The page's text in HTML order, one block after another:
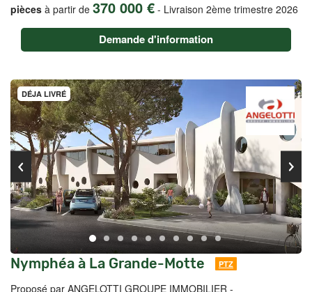
pièces à partir de 370 000 € - Livraison 2ème trimestre 2026
Demande d'information
DÉJA LIVRÉ
Nymphéa à La Grande-Motte PTZ
Proposé par ANGELOTTI GROUPE IMMOBILIER -